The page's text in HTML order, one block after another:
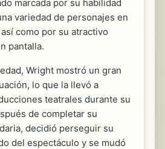
marcada por su habilidad
variedad de personajes en
como por su atractivo
pantalla.
Wright mostró un gran
lo que la llevó a
teatrales durante su
de completar su
decidió perseguir su
del espectáculo y se mudó